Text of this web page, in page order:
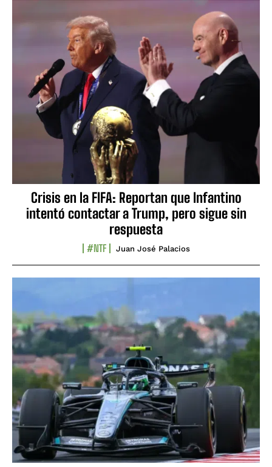
Crisis en la FIFA: Reportan que Infantino
intentó contactar a Trump, pero sigue sin
respuesta
#NTF Juan José Palacios